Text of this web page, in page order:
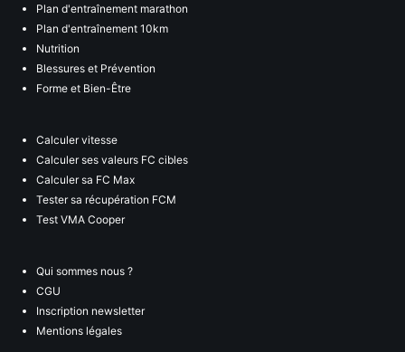
Plan d'entraînement marathon
Plan d'entraînement 10km
Nutrition
Blessures et Prévention
Forme et Bien-Être
Calculer vitesse
Calculer ses valeurs FC cibles
Calculer sa FC Max
Tester sa récupération FCM
Test VMA Cooper
Qui sommes nous ?
CGU
Inscription newsletter
Mentions légales